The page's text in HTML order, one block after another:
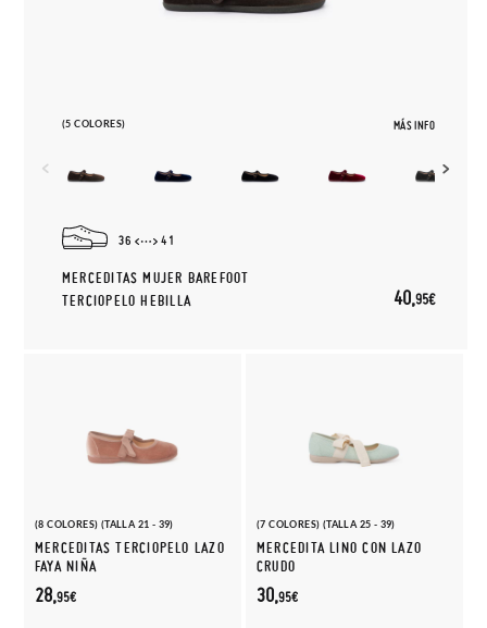
(5 COLORES) MÁS INFO
36 41
MERCEDITAS MUJER BAREFOOT
TERCIOPELO HEBILLA
40,95€
(8 COLORES) (TALLA 21 - 39)
MERCEDITAS TERCIOPELO LAZO
FAYA NIÑA
28,95€
(7 COLORES) (TALLA 25 - 39)
MERCEDITA LINO CON LAZO
CRUDO
30,95€